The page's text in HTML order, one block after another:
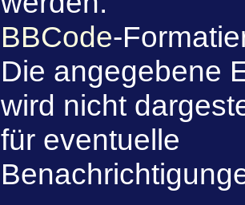
BBCode-
Die angegebene
wird nicht
für eventuelle